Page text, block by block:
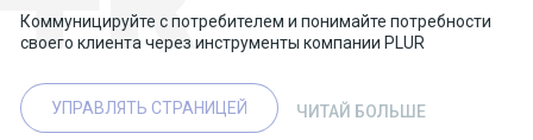
Коммуницируйте с потребителем и понимайте потребности
своего клиента через инструменты компании PLUR
УПРАВЛЯТЬ СТРАНИЦЕЙ ЧИТАЙ БОЛЬШЕ